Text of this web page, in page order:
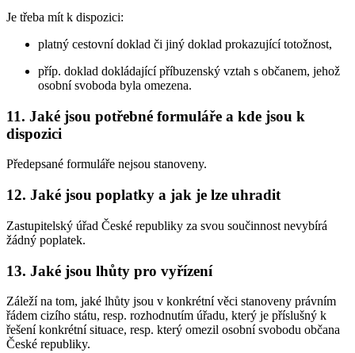
Je třeba mít k dispozici:
platný cestovní doklad či jiný doklad prokazující totožnost,
příp. doklad dokládající příbuzenský vztah s občanem, jehož
osobní svoboda byla omezena.
11. Jaké jsou potřebné formuláře a kde jsou k
dispozici
Předepsané formuláře nejsou stanoveny.
12. Jaké jsou poplatky a jak je lze uhradit
Zastupitelský úřad České republiky za svou součinnost nevybírá
žádný poplatek.
13. Jaké jsou lhůty pro vyřízení
Záleží na tom, jaké lhůty jsou v konkrétní věci stanoveny právním
řádem cizího státu, resp. rozhodnutím úřadu, který je příslušný k
řešení konkrétní situace, resp. který omezil osobní svobodu občana
České republiky.